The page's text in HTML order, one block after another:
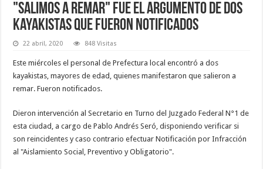
"Salimos a remar" fue el argumento de dos
kayakistas que fueron notificados
22 abril, 2020 848 Visitas
Este miércoles el personal de Prefectura local encontró a dos
kayakistas, mayores de edad, quienes manifestaron que salieron a
remar. Fueron notificados.
Dieron intervención al Secretario en Turno del Juzgado Federal N°1 de
esta ciudad, a cargo de Pablo Andrés Seró, disponiendo verificar si
son reincidentes y caso contrario efectuar Notificación por Infracción
al "Aislamiento Social, Preventivo y Obligatorio".